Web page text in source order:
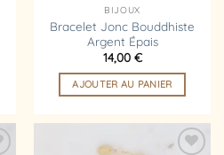
BIJOUX
Bracelet Jonc Bouddhiste
Argent Épais
14,00 €
AJOUTER AU PANIER